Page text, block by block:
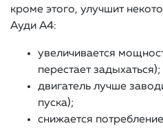
кроме этого, улучшит
Ауди A4:
увеличивается
перестает задыхаться);
двигатель лучше
пуска);
снижается